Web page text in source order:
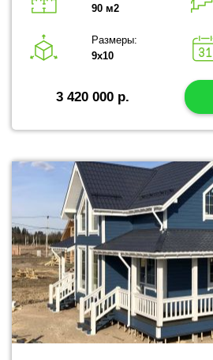
90 м2
Размеры:
9х10
3 420 000 р.